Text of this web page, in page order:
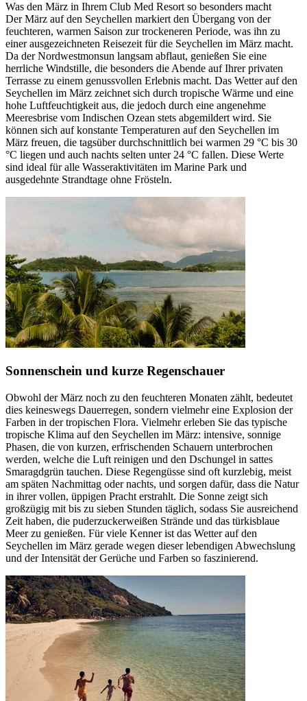
Was den März in Ihrem Club Med Resort so besonders macht
Der März auf den Seychellen markiert den Übergang von der
feuchteren, warmen Saison zur trockeneren Periode, was ihn zu
einer ausgezeichneten Reisezeit für die Seychellen im März macht.
Da der Nordwestmonsun langsam abflaut, genießen Sie eine
herrliche Windstille, die besonders die Abende auf Ihrer privaten
Terrasse zu einem genussvollen Erlebnis macht. Das Wetter auf den
Seychellen im März zeichnet sich durch tropische Wärme und eine
hohe Luftfeuchtigkeit aus, die jedoch durch eine angenehme
Meeresbrise vom Indischen Ozean stets abgemildert wird. Sie
können sich auf konstante Temperaturen auf den Seychellen im
März freuen, die tagsüber durchschnittlich bei warmen 29 °C bis 30
°C liegen und auch nachts selten unter 24 °C fallen. Diese Werte
sind ideal für alle Wasseraktivitäten im Marine Park und
ausgedehnte Strandtage ohne Frösteln.
Sonnenschein und kurze Regenschauer
Obwohl der März noch zu den feuchteren Monaten zählt, bedeutet
dies keineswegs Dauerregen, sondern vielmehr eine Explosion der
Farben in der tropischen Flora. Vielmehr erleben Sie das typische
tropische Klima auf den Seychellen im März: intensive, sonnige
Phasen, die von kurzen, erfrischenden Schauern unterbrochen
werden, welche die Luft reinigen und den Dschungel in sattes
Smaragdgrün tauchen. Diese Regengüsse sind oft kurzlebig, meist
am späten Nachmittag oder nachts, und sorgen dafür, dass die Natur
in ihrer vollen, üppigen Pracht erstrahlt. Die Sonne zeigt sich
großzügig mit bis zu sieben Stunden täglich, sodass Sie ausreichend
Zeit haben, die puderzuckerweißen Strände und das türkisblaue
Meer zu genießen. Für viele Kenner ist das Wetter auf den
Seychellen im März gerade wegen dieser lebendigen Abwechslung
und der Intensität der Gerüche und Farben so faszinierend.